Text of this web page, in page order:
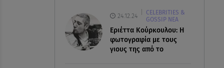
24.12.24
CELEBRITIES &
GOSSIP ΝΕΑ
Εριέττα Κούρκουλου: Η
φωτογραφία με τους
γιους της από το